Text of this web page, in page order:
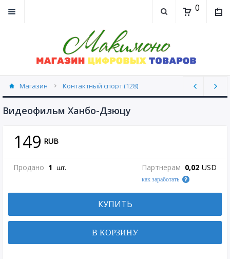
0
Магазин Контактный спорт (128)
Видеофильм Ханбо-Дзюцу
149 RUB
Продано 1 шт. Партнерам 0,02 USD
как заработать
КУПИТЬ
В КОРЗИНУ